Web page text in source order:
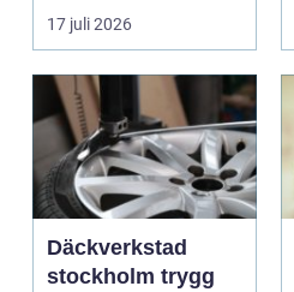
17 juli 2026
Däckverkstad
stockholm trygg